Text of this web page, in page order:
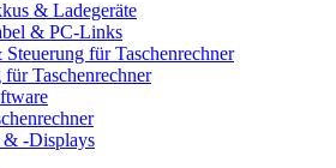
& Ladegeräte
& PC-Links
für Taschenrechner
Taschenrechner
& -Displays